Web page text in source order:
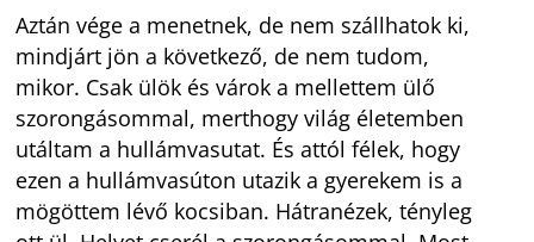
Aztán vége a menetnek, de nem szállhatok ki,
mindjárt jön a következő, de nem tudom,
mikor. Csak ülök és várok a mellettem ülő
szorongásommal, merthogy világ életemben
utáltam a hullámvasutat. És attól félek, hogy
ezen a hullámvasúton utazik a gyerekem is a
mögöttem lévő kocsiban. Hátranézek, tényleg